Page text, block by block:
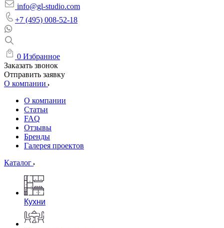
info@gl-studio.com
+7 (495) 008-52-18
0 Избранное
Заказать звонок
Отправить заявку
О компании
О компании
Статьи
FAQ
Отзывы
Бренды
Галерея проектов
Каталог
Кухни